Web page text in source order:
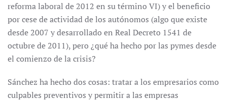
reforma laboral de 2012 en su término VI) y el beneficio
por cese de actividad de los autónomos (algo que existe
desde 2007 y desarrollado en Real Decreto 1541 de
octubre de 2011), pero ¿qué ha hecho por las pymes desde
el comienzo de la crisis?
Sánchez ha hecho dos cosas: tratar a los empresarios como
culpables preventivos y permitir a las empresas